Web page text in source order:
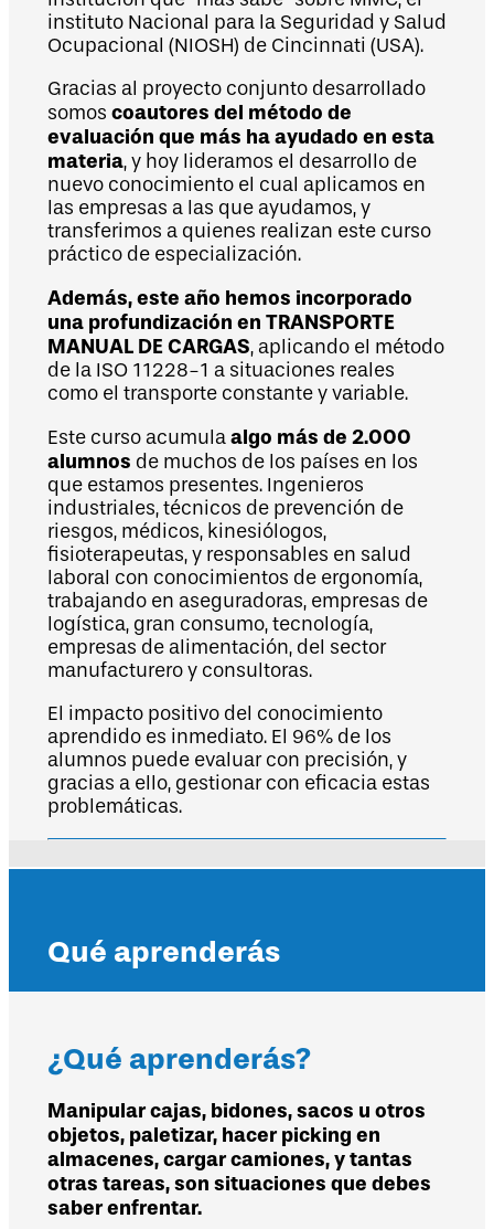
instituto Nacional para la Seguridad y Salud
Ocupacional (NIOSH) de Cincinnati (USA).
Gracias al proyecto conjunto desarrollado
somos coautores del método de
evaluación que más ha ayudado en esta
materia, y hoy lideramos el desarrollo de
nuevo conocimiento el cual aplicamos en
las empresas a las que ayudamos, y
transferimos a quienes realizan este curso
práctico de especialización.
Además, este año hemos incorporado
una profundización en TRANSPORTE
MANUAL DE CARGAS, aplicando el método
de la ISO 11228-1 a situaciones reales
como el transporte constante y variable.
Este curso acumulaalgo más de 2.000
alumnos de muchos de los países en los
que estamos presentes. Ingenieros
industriales, técnicos de prevención de
riesgos, médicos, kinesiólogos,
fisioterapeutas, y responsables en salud
laboral con conocimientos de ergonomía,
trabajando en aseguradoras, empresas de
logística, gran consumo, tecnología,
empresas de alimentación, del sector
manufacturero y consultoras.
El impacto positivo del conocimiento
aprendido es inmediato. El 96% de los
alumnos puede evaluar con precisión, y
gracias a ello, gestionar con eficacia estas
problemáticas.
Qué aprenderás
¿Qué aprenderás?
Manipular cajas, bidones, sacos u otros
objetos, paletizar, hacer picking en
almacenes, cargar camiones, y tantas
otras tareas, son situaciones que debes
saber enfrentar.